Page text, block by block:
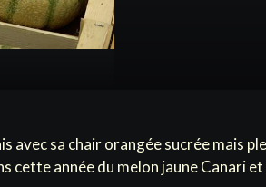
avec sa chair orangée sucrée mais
cette année du melon jaune Canari